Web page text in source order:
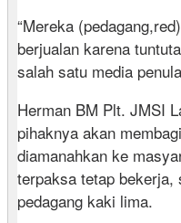
“Mereka
berjualan karena
salah satu media
Herman BM Plt. JMSI
pihaknya akan
diamanahkan ke
terpaksa tetap
pedagang kaki lima.